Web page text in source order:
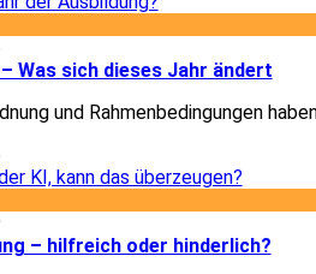
Was sich dieses Jahr ändert
und Rahmenbedingungen
– hilfreich oder hinderlich?